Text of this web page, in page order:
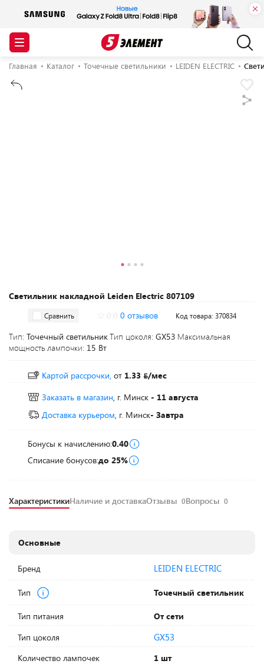
Главная Каталог Точечные светильники LEIDEN ELECTRIC
Светильник накладной Leiden Electric 807109
Сравнить 0 отзывов Код товара: 370834
Тип: Точечный светильникТип цоколя: GX53 Максимальная
мощность лампочки: 15 Вт
Картой рассрочки, от 1.33
/мес
Заказать в магазин, г. Минск - 11 августа
Доставка курьером, г. Минск- Завтра
Бонусы к начислению:0.40
Списание бонусов:до 25%
ХарактеристикиНаличие и доставкаОтзывы 0Вопросы 0
Основные
Бренд LEIDEN ELECTRIC
Тип Точечный светильник
Тип питания
От сети
Тип цоколя
GX53
Количество лампочек
1 шт